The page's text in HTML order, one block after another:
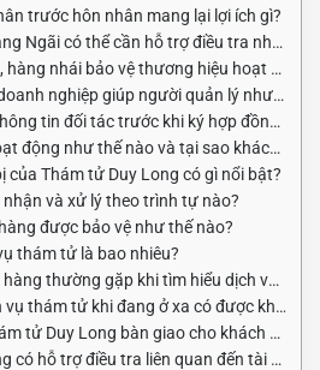
trước hôn nhân mang lại lợi ích gì?
có thể cần hỗ trợ điều tra những vấn đề nào?
nhái bảo vệ thương hiệu hoạt động ra sao?
nghiệp giúp người quản lý như thế nào?
tin đối tác trước khi ký hợp đồng lớn không?
như thế nào và tại sao khách hàng tin dùng?
của Thám tử Duy Long có gì nổi bật?
và xử lý theo trình tự nào?
được bảo vệ như thế nào?
thám tử là bao nhiêu?
thường gặp khi tìm hiểu dịch vụ thám tử
thám tử khi đang ở xa có được không?
Long bàn giao cho khách hàng bao gồm những gì?
điều tra liên quan đến tài khoản mạng xã hội không?